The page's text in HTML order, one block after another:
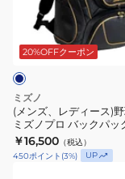
ス)
野
球
バ
ッ
グ
20%OFFクーポン
ミズノ
(メンズ、レディース)
ミズノプロ バックパ
イビー 1FJDD00114 F
￥16,500 （税込）
450ポイント (3%) UP
ラ
ッ
ー
ル
ド